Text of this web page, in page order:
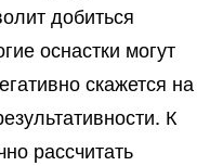
добиться
оснастки могут
скажется на
К
рассчитать